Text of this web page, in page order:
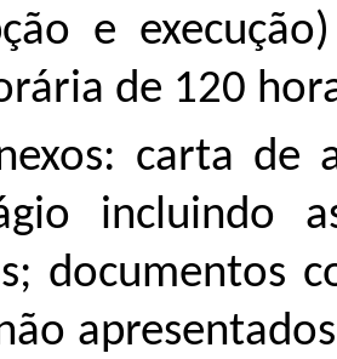
e
de 120
carta de
incluindo
documentos